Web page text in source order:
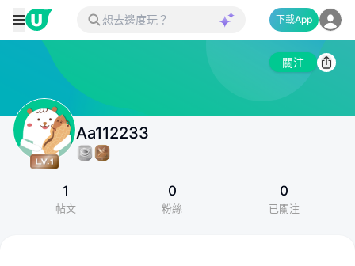
下載App
關注
Aa112233
1
帖文
0
粉絲
0
已關注